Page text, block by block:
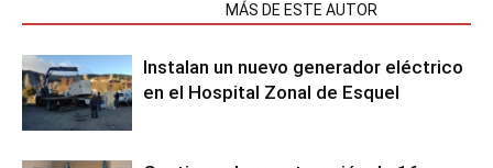
MÁS DE ESTE AUTOR
Instalan un nuevo generador eléctrico
en el Hospital Zonal de Esquel